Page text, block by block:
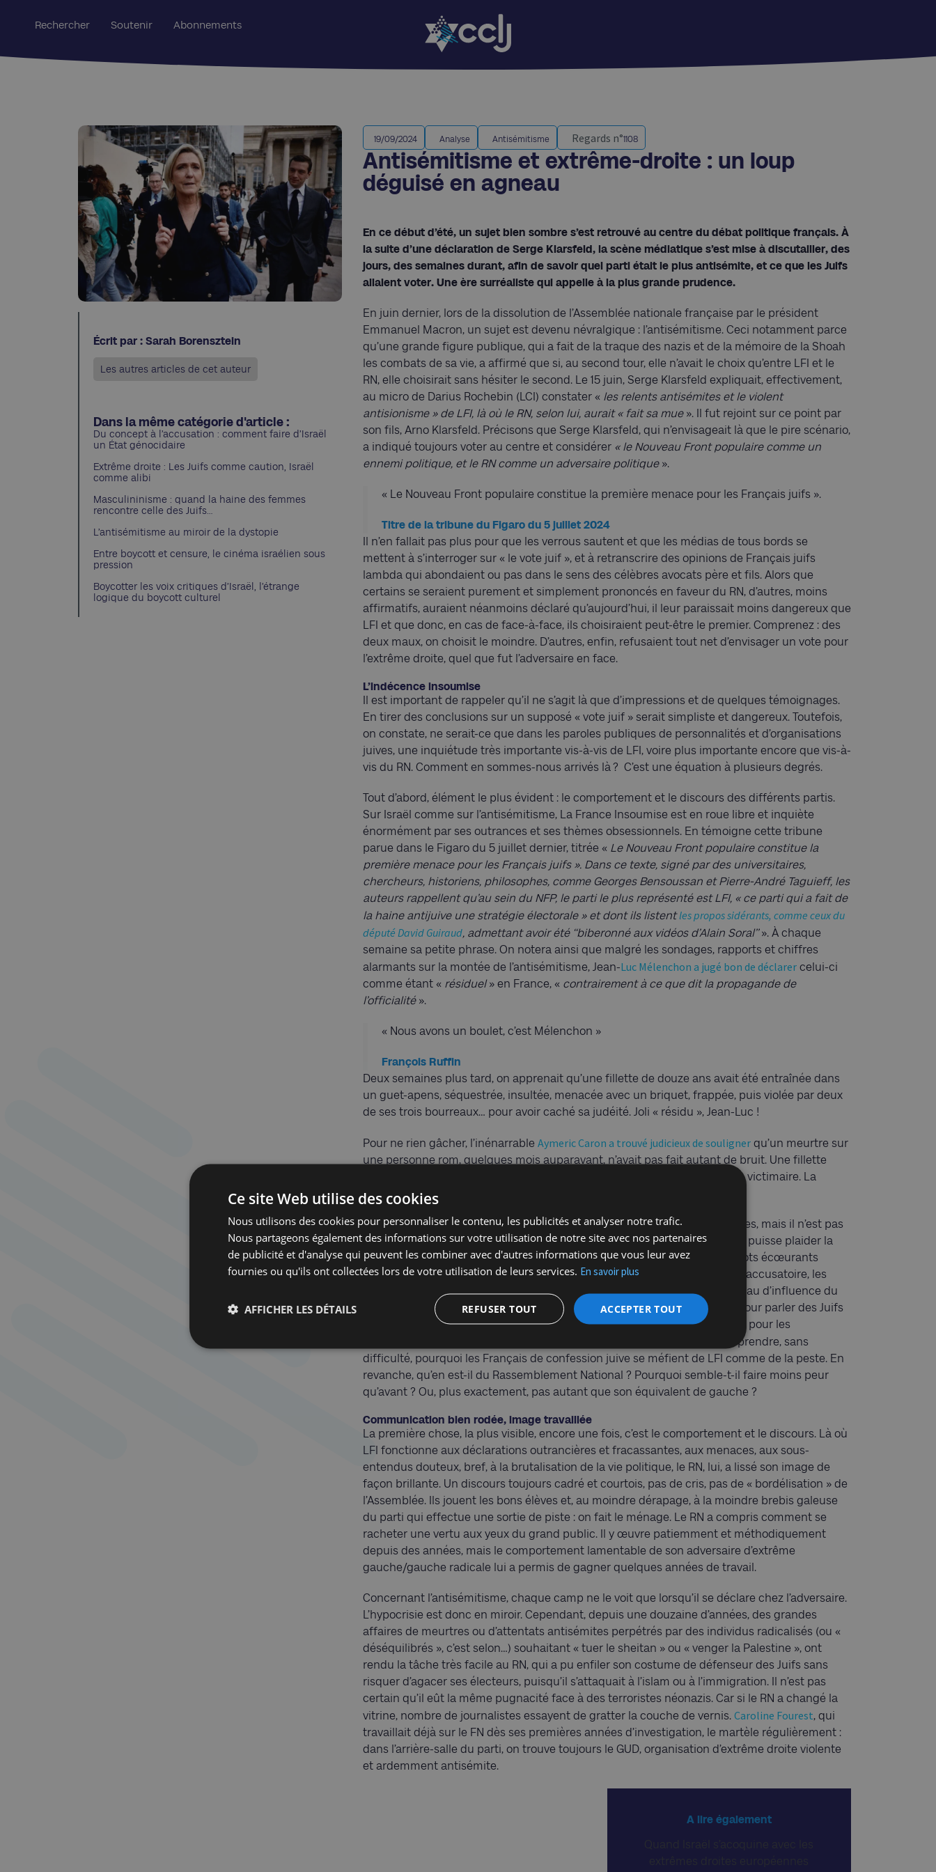
Rechercher Soutenir Abonnements
Écrit par : Sarah Borensztein
Les autres articles de cet auteur
Dans la même catégorie d'article :
Du concept à l’accusation : comment faire d’Israël
un État génocidaire
Extrême droite : Les Juifs comme caution, Israël
comme alibi
Masculininisme : quand la haine des femmes
rencontre celle des Juifs…
L’antisémitisme au miroir de la dystopie
Entre boycott et censure, le cinéma israélien sous
pression
Boycotter les voix critiques d’Israël, l’étrange
logique du boycott culturel
19/09/2024 Analyse Antisémitisme Regards n°1108
Antisémitisme et extrême-droite : un loup
déguisé en agneau
En ce début d’été, un sujet bien sombre s’est retrouvé au centre du débat politique français. À
la suite d’une déclaration de Serge Klarsfeld, la scène médiatique s’est mise à discutailler, des
jours, des semaines durant, afin de savoir quel parti était le plus antisémite, et ce que les Juifs
allaient voter. Une ère surréaliste qui appelle à la plus grande prudence.
En juin dernier, lors de la dissolution de l’Assemblée nationale française par le président
Emmanuel Macron, un sujet est devenu névralgique : l’antisémitisme. Ceci notamment parce
qu’une grande figure publique, qui a fait de la traque des nazis et de la mémoire de la Shoah
les combats de sa vie, a affirmé que si, au second tour, elle n’avait le choix qu’entre LFI et le
RN, elle choisirait sans hésiter le second. Le 15 juin, Serge Klarsfeld expliquait, effectivement,
au micro de Darius Rochebin (LCI) constater « les relents antisémites et le violent
antisionisme » de LFI, là où le RN, selon lui, aurait « fait sa mue». Il fut rejoint sur ce point par
son fils, Arno Klarsfeld. Précisons que Serge Klarsfeld, qui n’envisageait là que le pire scénario,
a indiqué toujours voter au centre et considérer « le Nouveau Front populaire comme un
ennemi politique, et le RN comme un adversaire politique».
« Le Nouveau Front populaire constitue la première menace pour les Français juifs ».
Titre de la tribune du Figaro du 5 juillet 2024
Il n’en fallait pas plus pour que les verrous sautent et que les médias de tous bords se
mettent à s’interroger sur « le vote juif », et à retranscrire des opinions de Français juifs
lambda qui abondaient ou pas dans le sens des célèbres avocats père et fils. Alors que
certains se seraient purement et simplement prononcés en faveur du RN, d’autres, moins
affirmatifs, auraient néanmoins déclaré qu’aujourd’hui, il leur paraissait moins dangereux que
LFI et que donc, en cas de face-à-face, ils choisiraient peut-être le premier. Comprenez : des
deux maux, on choisit le moindre. D’autres, enfin, refusaient tout net d’envisager un vote pour
l’extrême droite, quel que fut l’adversaire en face.
L’indécence insoumise
Il est important de rappeler qu’il ne s’agit là que d’impressions et de quelques témoignages.
En tirer des conclusions sur un supposé « vote juif » serait simpliste et dangereux. Toutefois,
on constate, ne serait-ce que dans les paroles publiques de personnalités et d’organisations
juives, une inquiétude très importante vis-à-vis de LFI, voire plus importante encore que vis-à-
vis du RN. Comment en sommes-nous arrivés là ? C’est une équation à plusieurs degrés.
Tout d’abord, élément le plus évident : le comportement et le discours des différents partis.
Sur Israël comme sur l’antisémitisme, La France Insoumise est en roue libre et inquiète
énormément par ses outrances et ses thèmes obsessionnels. En témoigne cette tribune
parue dans le Figaro du 5 juillet dernier, titrée « Le Nouveau Front populaire constitue la
première menace pour les Français juifs ». Dans ce texte, signé par des universitaires,
chercheurs, historiens, philosophes, comme Georges Bensoussan et Pierre-André Taguieff, les
auteurs rappellent qu’au sein du NFP, le parti le plus représenté est LFI, « ce parti qui a fait de
la haine antijuive une stratégie électorale » et dont ils listentles propos sidérants, comme ceux du
député David Guiraud, admettant avoir été ‘‘biberonné aux vidéos d’Alain Soral’’». À chaque
semaine sa petite phrase. On notera ainsi que malgré les sondages, rapports et chiffres
alarmants sur la montée de l’antisémitisme, Jean-Luc Mélenchon a jugé bon de déclarer celui-ci
comme étant « résiduel» en France, « contrairement à ce que dit la propagande de
l’officialité».
« Nous avons un boulet, c’est Mélenchon »
François Ruffin
Deux semaines plus tard, on apprenait qu’une fillette de douze ans avait été entraînée dans
un guet-apens, séquestrée, insultée, menacée avec un briquet, frappée, puis violée par deux
de ses trois bourreaux… pour avoir caché sa judéité. Joli « résidu », Jean-Luc !
Pour ne rien gâcher, l’inénarrable Aymeric Caron a trouvé judicieux de souligner qu’un meurtre sur
une personne rom, quelques mois auparavant, n’avait pas fait autant de bruit. Une fillette
subit l’impensable, et le Che Guevara des anophèles agite la concurrence victimaire. La
classe.
«Nous avons un boulet, c’est Mélenchon», a déclaré François Ruffin. Certes, mais il n’est pas
seul. Les propos douteux sont désormais trop nombreux pour que le parti puisse plaider la
maladresse. Entre le complotisme sur la tuerie de Toulouse, les jeux de mots écœurants
(« campe à Tel-Aviv »), la minimisation des crimes du 7 octobre, l’inversion accusatoire, les
sous-entendus dégoûtants sur le supposé pouvoir du CRIF et sur le « réseau d’influence du
Likoud », les allusions complotistes aux Dragons Célestes (terme crypté pour parler des Juifs
qui tireraient les ficelles du monde), ou encore, les soupçons d’admiration pour les
… La liste est suffisamment longue pour comprendre, sans
difficulté, pourquoi les Français de confession juive se méfient de LFI comme de la peste. En
revanche, qu’en est-il du Rassemblement National ? Pourquoi semble-t-il faire moins peur
qu’avant ? Ou, plus exactement, pas autant que son équivalent de gauche ?
Communication bien rodée, image travaillée
La première chose, la plus visible, encore une fois, c’est le comportement et le discours. Là où
LFI fonctionne aux déclarations outrancières et fracassantes, aux menaces, aux sous-
entendus douteux, bref, à la brutalisation de la vie politique, le RN, lui, a lissé son image de
façon brillante. Un discours toujours cadré et courtois, pas de cris, pas de « bordélisation » de
l’Assemblée. Ils jouent les bons élèves et, au moindre dérapage, à la moindre brebis galeuse
du parti qui effectue une sortie de piste : on fait le ménage. Le RN a compris comment se
racheter une vertu aux yeux du grand public. Il y œuvre patiemment et méthodiquement
depuis des années, mais le comportement lamentable de son adversaire d’extrême
gauche/gauche radicale lui a permis de gagner quelques années de travail.
Concernant l’antisémitisme, chaque camp ne le voit que lorsqu’il se déclare chez l’adversaire.
L’hypocrisie est donc en miroir. Cependant, depuis une douzaine d’années, des grandes
affaires de meurtres ou d’attentats antisémites perpétrés par des individus radicalisés (ou «
déséquilibrés », c’est selon…) souhaitant « tuer le sheitan » ou « venger la Palestine », ont
rendu la tâche très facile au RN, qui a pu enfiler son costume de défenseur des Juifs sans
risquer d’agacer ses électeurs, puisqu’il s’attaquait à l’islam ou à l’immigration. Il n’est pas
certain qu’il eût la même pugnacité face à des terroristes néonazis. Car si le RN a changé la
vitrine, nombre de journalistes essayent de gratter la couche de vernis. Caroline Fourest, qui
travaillait déjà sur le FN dès ses premières années d’investigation, le martèle régulièrement :
dans l’arrière-salle du parti, on trouve toujours le GUD, organisation d’extrême droite violente
et ardemment antisémite.
A lire également
Ce site Web utilise des cookies
Nous utilisons des cookies pour personnaliser le contenu, les publicités et analyser notre trafic.
Nous partageons également des informations sur votre utilisation de notre site avec nos partenaires
de publicité et d'analyse qui peuvent les combiner avec d'autres informations que vous leur avez
fournies ou qu'ils ont collectées lors de votre utilisation de leurs services. En savoir plus
ACCEPTER TOUT
REFUSER TOUT
AFFICHER LES DÉTAILS